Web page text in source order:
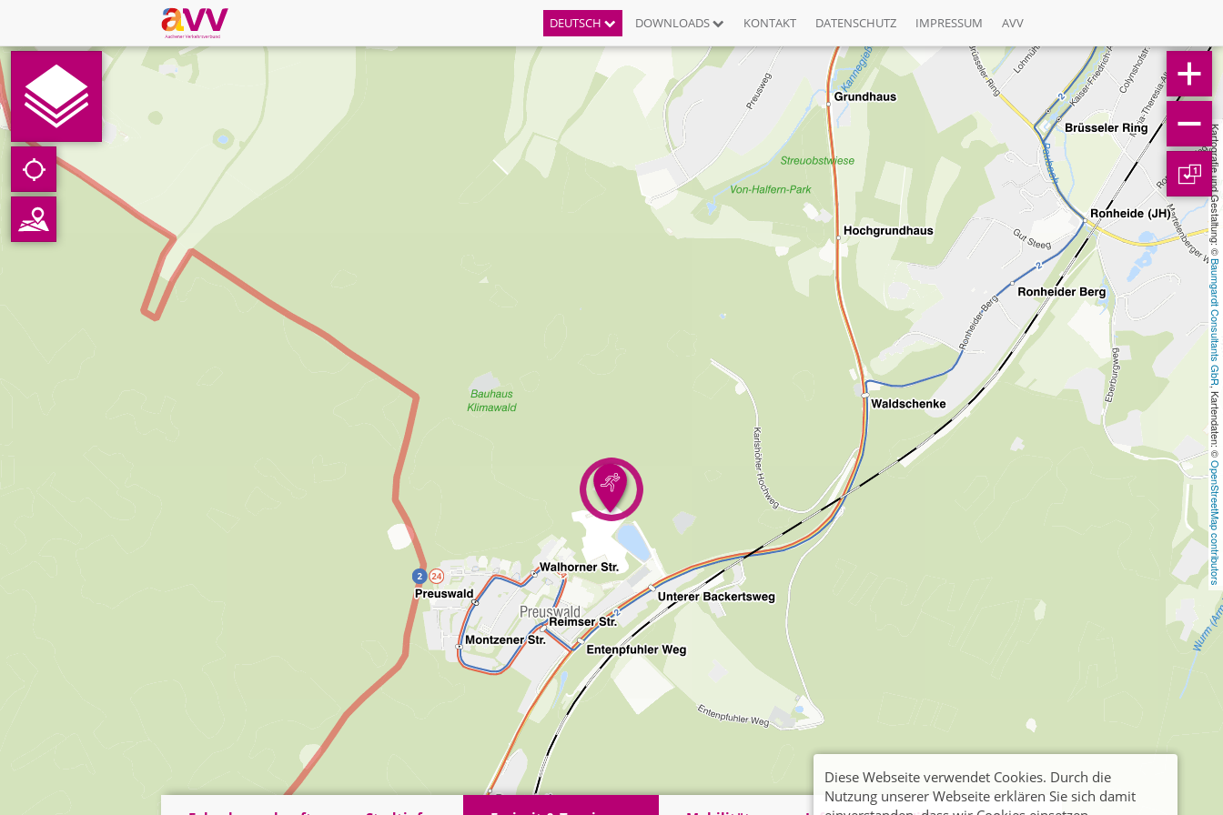
DEUTSCH DOWNLOADS KONTAKT DATENSCHUTZ IMPRESSUM AVV
Kartografie und Gestaltung: ©
Baumgardt Consultants GbR
, Kartendaten: ©
OpenStreetMap contributors
1
Diese Webseite verwendet Cookies. Durch die
Nutzung unserer Webseite erklären Sie sich damit